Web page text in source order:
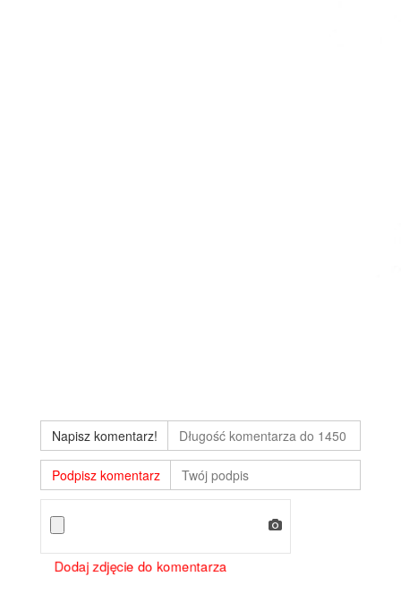
Napisz komentarz!
Podpisz komentarz
Dodaj zdjęcie do komentarza